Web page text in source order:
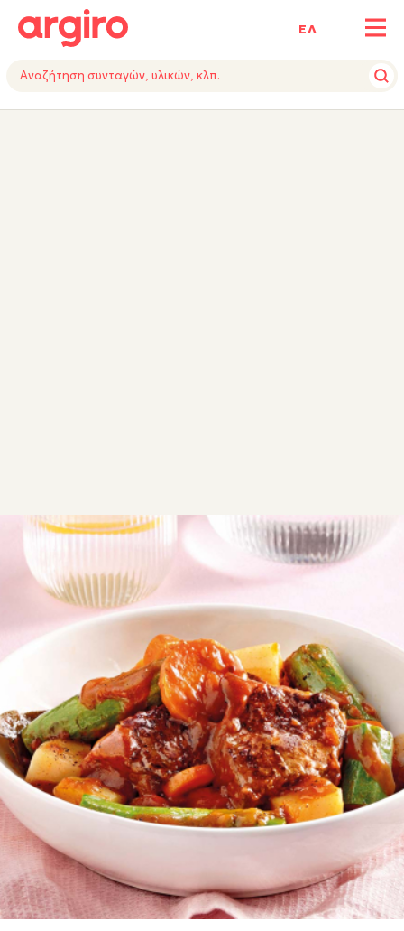
ΕΛ
ΥΛΙΚΑΕΚΤΕΛΕΣΗTIPS
Μοσχάρι με κολοκυθάκια
Το μοσχάρι με κολοκυθάκια και πατάτες είναι η
ιδανική επιλογή για ένα πλήρες και θρεπτικό παιδικό
γεύμα! Με απλά υλικά και πλούσια γεύση.
Εύκολη 1:45
15 λεπτά 1 ώρα και 30 λεπτά